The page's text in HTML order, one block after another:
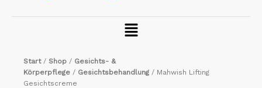
Menü
Start/ Shop / Gesichts- &
Körperpflege / Gesichtsbehandlung/ Mahwish Lifting
Gesichtscreme